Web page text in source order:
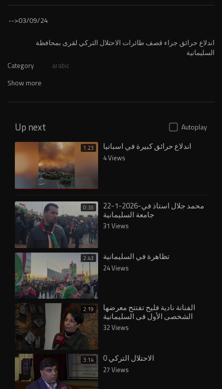
-->03/09/24
⁣اندلاع حرائق جراء قصف طائرات الاحتلال التركي لقرى بمحافظة
السليمانية
Category arabic
Show more
Up next Autoplay
1:23 اندلاع حرائق كبيرة في اسبانيا
4 Views
0:38 22-1-2026-محمد جلال استاذ في
جامعة السليمانية
31 Views
2:43 تظاهرة في السليمانية
24 Views
2:19 الفنانة نادية فليح تفتتح معرضها
الشخصي الأول في السليمانية
32 Views
3:14 الاحتلال التركي 0
27 Views